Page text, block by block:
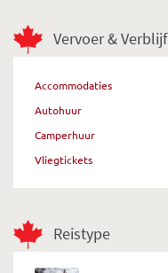
Vervoer & Verblijf
Accommodaties
Autohuur
Camperhuur
Vliegtickets
Reistype